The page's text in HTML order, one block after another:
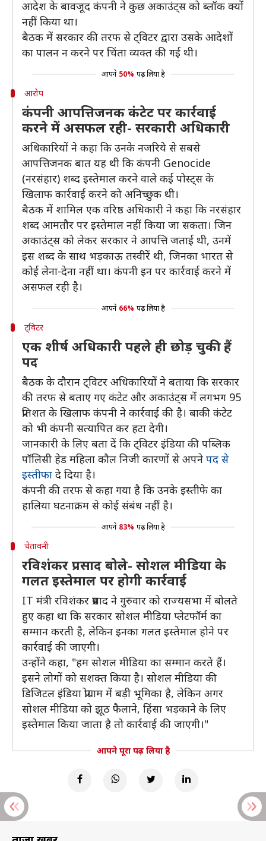
आदेश के बावजूद कंपनी ने कुछ अकाउंट्स को ब्लॉक क्यों
नहीं किया था।
बैठक में सरकार की तरफ से ट्विटर द्वारा उसके आदेशों
का पालन न करने पर चिंता व्यक्त की गई थी।
आपने 50% पढ़ लिया है
आरोप
कंपनी आपत्तिजनक कंटेट पर कार्रवाई
करने में असफल रही- सरकारी अधिकारी
अधिकारियों ने कहा कि उनके नजरिये से सबसे
आपत्तिजनक बात यह थी कि कंपनी Genocide
(नरसंहार) शब्द इस्तेमाल करने वाले कई पोस्ट्स के
खिलाफ कार्रवाई करने को अनिच्छुक थी।
बैठक में शामिल एक वरिष्ठ अधिकारी ने कहा कि नरसंहार
शब्द आमतौर पर इस्तेमाल नहीं किया जा सकता। जिन
अकाउंट्स को लेकर सरकार ने आपत्ति जताई थी, उनमें
इस शब्द के साथ भड़काऊ तस्वीरें थी, जिनका भारत से
कोई लेना-देना नहीं था। कंपनी इन पर कार्रवाई करने में
असफल रही है।
आपने 66% पढ़ लिया है
ट्विटर
एक शीर्ष अधिकारी पहले ही छोड़ चुकी हैं
पद
बैठक के दौरान ट्विटर अधिकारियों ने बताया कि सरकार
की तरफ से बताए गए कंटेट और अकाउंट्स में लगभग 95
प्रतिशत के खिलाफ कंपनी ने कार्रवाई की है। बाकी कंटेट
को भी कंपनी सत्यापित कर हटा देगी।
जानकारी के लिए बता दें कि ट्विटर इंडिया की पब्लिक
पॉलिसी हेड महिला कौल निजी कारणों से अपने पद से
इस्तीफा दे दिया है।
कंपनी की तरफ से कहा गया है कि उनके इस्तीफे का
हालिया घटनाक्रम से कोई संबंध नहीं है।
आपने 83% पढ़ लिया है
चेतावनी
रविशंकर प्रसाद बोले- सोशल मीडिया के
गलत इस्तेमाल पर होगी कार्रवाई
IT मंत्री रविशंकर प्रसाद ने गुरुवार को राज्यसभा में बोलते
हुए कहा था कि सरकार सोशल मीडिया प्लेटफॉर्म का
सम्मान करती है, लेकिन इनका गलत इस्तेमाल होने पर
कार्रवाई की जाएगी।
उन्होंने कहा, "हम सोशल मीडिया का सम्मान करते हैं।
इसने लोगों को सशक्त किया है। सोशल मीडिया की
डिजिटल इंडिया प्रोग्राम में बड़ी भूमिका है, लेकिन अगर
सोशल मीडिया को झूठ फैलाने, हिंसा भड़काने के लिए
इस्तेमाल किया जाता है तो कार्रवाई की जाएगी।"
आपने पूरा पढ़ लिया है